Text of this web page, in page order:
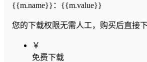
{{m.name}} ： {{m.value}}
您的下载权限无需人工，购买后直接
￥
免费下载